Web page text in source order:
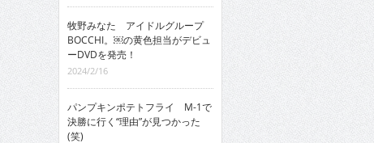
牧野みなた アイドルグループ
BOCCHI。￼の黄色担当がデビュ
ーDVDを発売！
2024/2/16
パンプキンポテトフライ M-1で
決勝に行く“理由”が見つかった
(笑)